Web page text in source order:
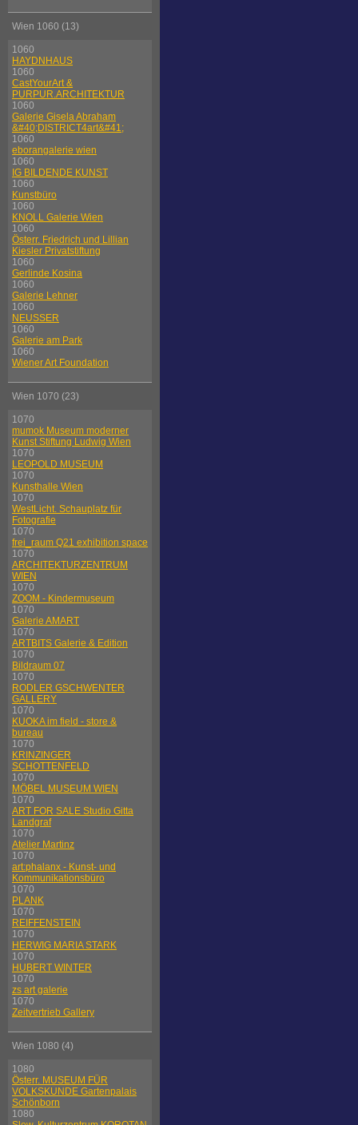
Wien 1060 (13)
1060
HAYDNHAUS
1060
CastYourArt &
PURPUR.ARCHITEKTUR
1060
Galerie Gisela Abraham
&#40;DISTRICT4art&#41;
1060
eborangalerie wien
1060
IG BILDENDE KUNST
1060
Kunstbüro
1060
KNOLL Galerie Wien
1060
Österr. Friedrich und Lillian
Kiesler Privatstiftung
1060
Gerlinde Kosina
1060
Galerie Lehner
1060
NEUSSER
1060
Galerie am Park
1060
Wiener Art Foundation
Wien 1070 (23)
1070
mumok Museum moderner
Kunst Stiftung Ludwig Wien
1070
LEOPOLD MUSEUM
1070
Kunsthalle Wien
1070
WestLicht. Schauplatz für
Fotografie
1070
frei_raum Q21 exhibition space
1070
ARCHITEKTURZENTRUM
WIEN
1070
ZOOM - Kindermuseum
1070
Galerie AMART
1070
ARTBITS Galerie & Edition
1070
Bildraum 07
1070
RODLER GSCHWENTER
GALLERY
1070
KUOKA im field - store &
bureau
1070
KRINZINGER
SCHOTTENFELD
1070
MÖBEL MUSEUM WIEN
1070
ART FOR SALE Studio Gitta
Landgraf
1070
Atelier Martinz
1070
art:phalanx - Kunst- und
Kommunikationsbüro
1070
PLANK
1070
REIFFENSTEIN
1070
HERWIG MARIA STARK
1070
HUBERT WINTER
1070
zs art galerie
1070
Zeitvertrieb Gallery
Wien 1080 (4)
1080
Österr. MUSEUM FÜR
VOLKSKUNDE Gartenpalais
Schönborn
1080